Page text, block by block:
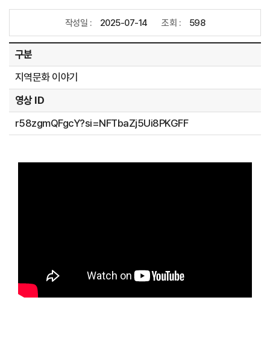
작성일 : 2025-07-14 조회 : 598
구분
지역문화 이야기
영상 ID
r58zgmQFgcY?si=NFTbaZj5Ui8PKGFF